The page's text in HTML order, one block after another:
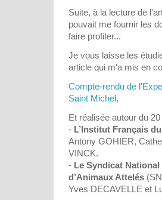
Suite, à la lecture de
pouvait me fournir les
faire profiter...
Je vous laisse les
article qui m'a mis en
Compte-rendu de
Saint Michel,
Et réalisée autour du
- L’Institut Français
Antony GOHIER,
VINCK.
- Le Syndicat
d’Animaux Attelés
Yves DECAVELLE et